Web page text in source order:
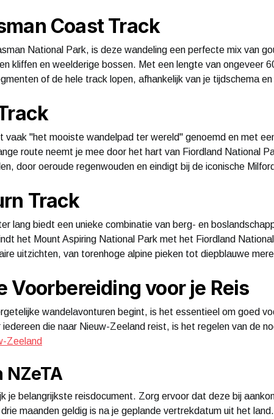
Coast Track
National Park, is deze wandeling een perfecte mix van
kliffen en weelderige bossen. Met een lengte van ongeveer
of de hele track lopen, afhankelijk van je tijdschema
vaak "het mooiste wandelpad ter wereld" genoemd en met
route neemt je mee door het hart van Fiordland National
door oeroude regenwouden en eindigt bij de iconische
Track
lang biedt een unieke combinatie van berg- en
het Mount Aspiring National Park met het Fiordland
uitzichten, van torenhoge alpine pieken tot diepblauwe
Voorbereiding voor je Reis
wandelavonturen begint, is het essentieel om goed
iedereen die naar Nieuw-Zeeland reist, is het regelen van de
Zeeland
NZeTA
je belangrijkste reisdocument. Zorg ervoor dat deze bij
maanden geldig is na je geplande vertrekdatum uit het